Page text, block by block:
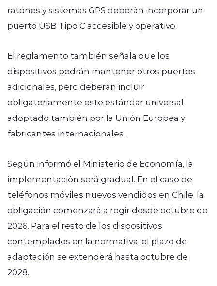
ratones y sistemas GPS deberán incorporar un
puerto USB Tipo C accesible y operativo.
El reglamento también señala que los
dispositivos podrán mantener otros puertos
adicionales, pero deberán incluir
obligatoriamente este estándar universal
adoptado también por la Unión Europea y
fabricantes internacionales.
Según informó el Ministerio de Economía, la
implementación será gradual. En el caso de
teléfonos móviles nuevos vendidos en Chile, la
obligación comenzará a regir desde octubre de
2026. Para el resto de los dispositivos
contemplados en la normativa, el plazo de
adaptación se extenderá hasta octubre de
2028.